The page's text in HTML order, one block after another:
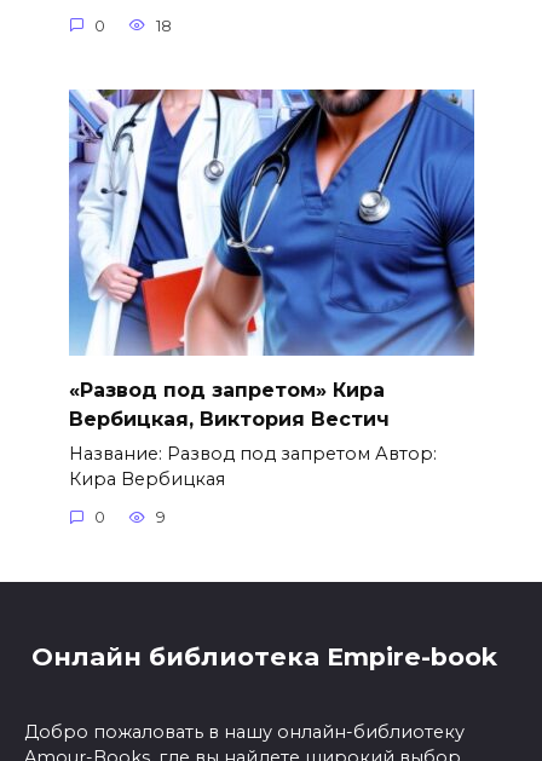
0 18
«Развод под запретом» Кира
Вербицкая, Виктория Вестич
Название: Развод под запретом Автор:
Кира Вербицкая
0 9
Онлайн библиотека Empire-book
Добро пожаловать в нашу онлайн-библиотеку